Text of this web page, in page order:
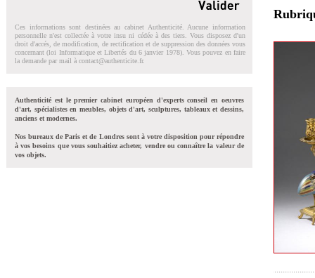
Ces informations sont destinées au cabinet Authenticité. Aucune information
personnelle n'est collectée à votre insu ni cédée à des tiers. Vous disposez d'un
droit d'accés, de modification, de rectification et de suppression des données vous
concernant (loi Informatique et Libertés du 6 janvier 1978). Vous pouvez en faire
la demande par mail à contact@authenticite.fr.
Authenticité est le premier cabinet européen d'experts conseil en oeuvres
d'art, spécialistes en meubles, objets d'art, sculptures, tableaux et dessins,
anciens et modernes.
Nos bureaux de Paris et de Londres sont à votre disposition pour répondre
à vos besoins que vous souhaitiez acheter, vendre ou connaître la valeur de
vos objets.